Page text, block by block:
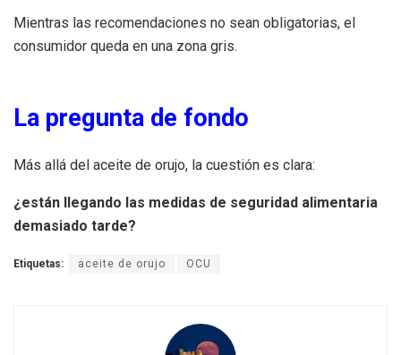
Mientras las recomendaciones no sean obligatorias, el
consumidor queda en una zona gris.
La pregunta de fondo
Más allá del aceite de orujo, la cuestión es clara:
¿están llegando las medidas de seguridad alimentaria
demasiado tarde?
Etiquetas: aceite de orujo OCU